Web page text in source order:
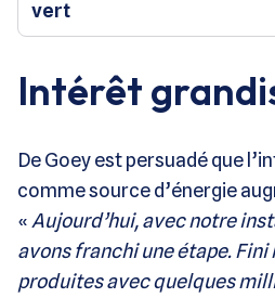
vert
Intérêt
De Goey est persuadé que
comme source d’énergie
« Aujourd’hui, avec notre
avons franchi une étape.
produites avec quelques